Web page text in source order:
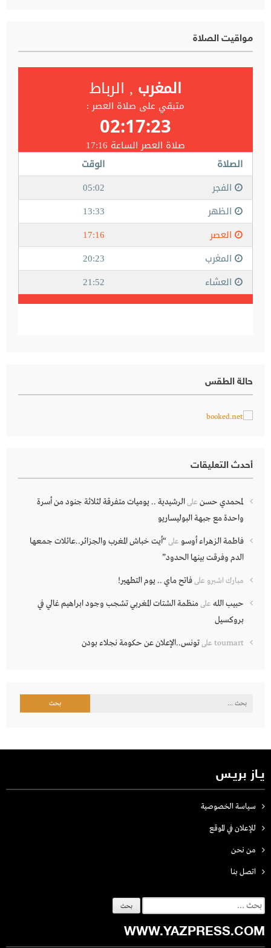
مواقيت الصلاة
حالة الطقس
أحدث التعليقات
لمحمدي حسن علىالرشيدية .. يوميات متفرقة لثلاثة جنود من أسرة
واحدة مع جبهة البوليساريو
فاطمة الزهراء أوسو على“أيت خباش المغرب والجزائر..عائلات جمعها
الدم وفرقت بينها الحدود”
مبارك اشبرو علىفاتح ماي .. يوم التطهير!
حبيب الله علىمنظمة الشتات المغربي تشجب وجود ابراهيم غالي في
بروكسيل
toumart علىتونس..الإعلان عن حكومة نجلاء بودن
البحث
يـاز بريـس
سياسة الخصوصية
للإعلان في الموقع
من نحن
اتصل بنـا
البحث
عن:
WWW.YAZPRESS.COM